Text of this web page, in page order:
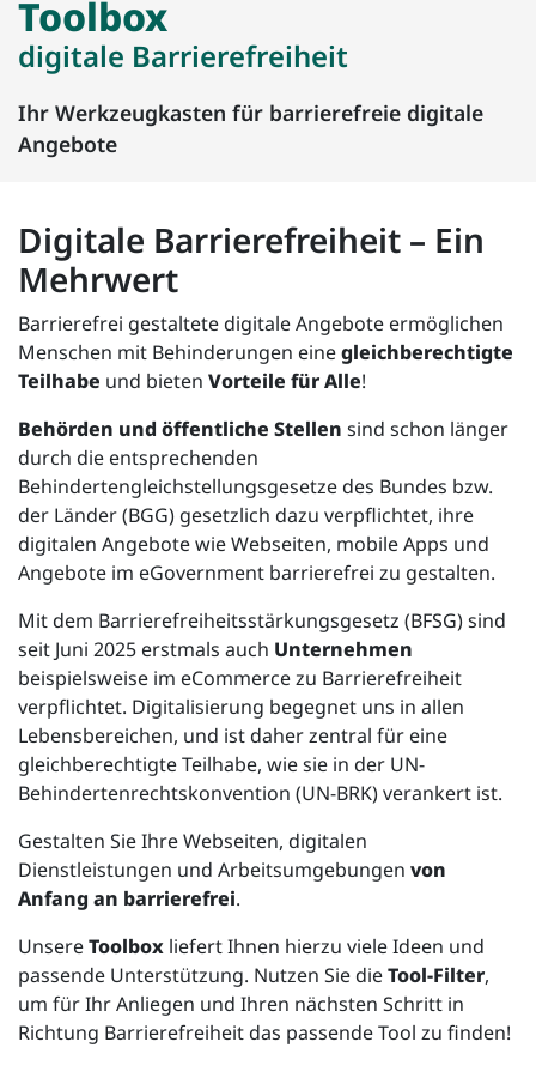
Toolbox
digitale Barrierefreiheit
Ihr Werkzeugkasten für barrierefreie digitale
Angebote
Digitale Barrierefreiheit – Ein
Mehrwert
Barrierefrei gestaltete digitale Angebote ermöglichen
Menschen mit Behinderungen einegleichberechtigte
Teilhabe und bieten Vorteile für Alle!
Behörden und öffentliche Stellen sind schon länger
durch die entsprechenden
Behindertengleichstellungsgesetze des Bundes bzw.
der Länder (BGG) gesetzlich dazu verpflichtet, ihre
digitalen Angebote wie Webseiten, mobile Apps und
Angebote im eGovernment barrierefrei zu gestalten.
Mit dem Barrierefreiheitsstärkungsgesetz (BFSG) sind
seit Juni 2025 erstmals auch Unternehmen
beispielsweise im eCommerce zu Barrierefreiheit
verpflichtet. Digitalisierung begegnet uns in allen
Lebensbereichen, und ist daher zentral für eine
gleichberechtigte Teilhabe, wie sie in der UN-
Behindertenrechtskonvention (UN-BRK) verankert ist.
Gestalten Sie Ihre Webseiten, digitalen
Dienstleistungen und Arbeitsumgebungen von
Anfang an barrierefrei.
UnsereToolbox liefert Ihnen hierzu viele Ideen und
passende Unterstützung. Nutzen Sie dieTool-Filter,
um für Ihr Anliegen und Ihren nächsten Schritt in
Richtung Barrierefreiheit das passende Tool zu finden!